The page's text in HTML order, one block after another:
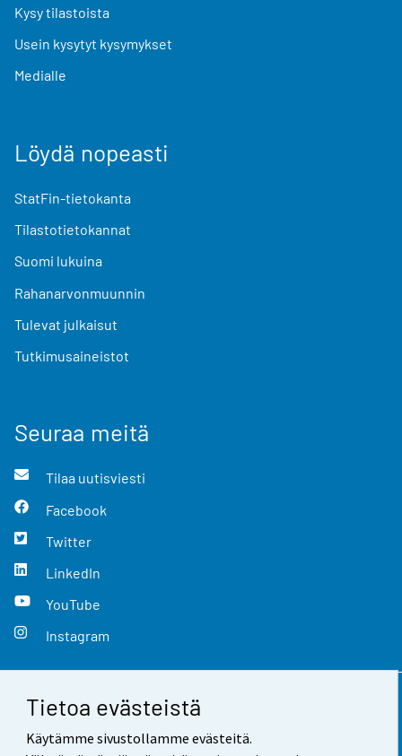
Tietoa evästeistä
Käytämme sivustollamme evästeitä.
Kysy tilastoista
Usein kysytyt kysymykset
Medialle
Löydä nopeasti
StatFin-tietokanta
Tilastotietokannat
Suomi lukuina
Rahanarvonmuunnin
Tulevat julkaisut
Tutkimusaineistot
Seuraa meitä
Tilaa uutisviesti
Facebook
Twitter
LinkedIn
YouTube
Instagram
Yhteystiedot
Palaute